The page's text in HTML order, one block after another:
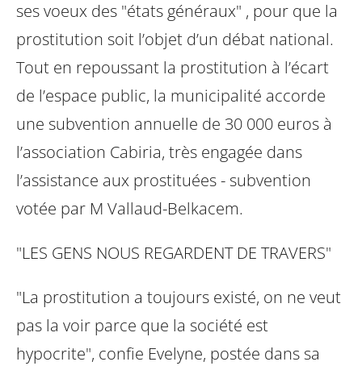
ses voeux des "états généraux" , pour que la
prostitution soit l’objet d’un débat national.
Tout en repoussant la prostitution à l’écart
de l’espace public, la municipalité accorde
une subvention annuelle de 30 000 euros à
l’association Cabiria, très engagée dans
l’assistance aux prostituées - subvention
votée par M Vallaud-Belkacem.
"LES GENS NOUS REGARDENT DE TRAVERS"
"La prostitution a toujours existé, on ne veut
pas la voir parce que la société est
hypocrite", confie Evelyne, postée dans sa